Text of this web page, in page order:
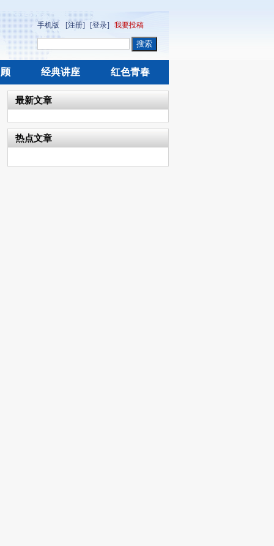
手机版 [注册] [登录] 我要投稿
经典讲座 红色青春
最新文章
热点文章